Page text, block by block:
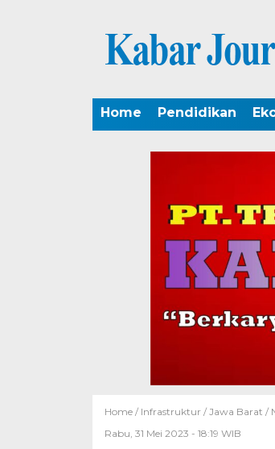
Home Pendidikan
Home / Infrastruktur/ Jawa Barat /
Rabu, 31 Mei 2023 - 18:19 WIB